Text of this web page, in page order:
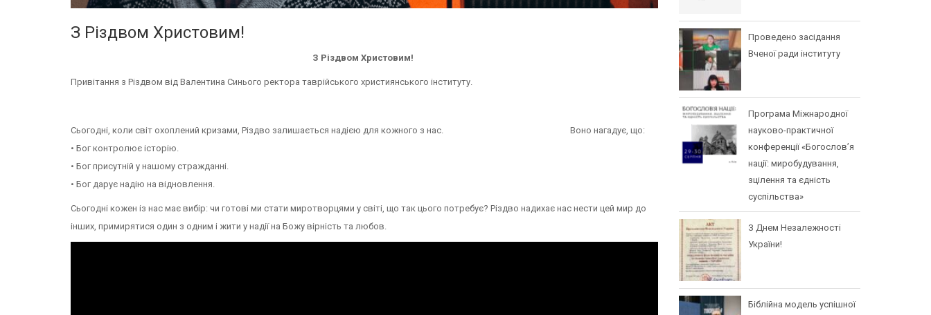
З Різдвом Христовим!
З Різдвом Христовим!
Привітання з Різдвом від Валентина Синього ректора таврійського християнського інституту.
Сьогодні, коли світ охоплений кризами, Різдво залишається надією для кожного з нас. Воно нагадує, що:
• Бог контролює історію.
• Бог присутній у нашому стражданні.
• Бог дарує надію на відновлення.
Сьогодні кожен із нас має вибір: чи готові ми стати миротворцями у світі, що так цього потребує? Різдво надихає нас нести цей мир до
інших, примирятися один з одним і жити у надії на Божу вірність та любов.
Проведено засідання
Вченої ради інституту
Програма Міжнародної
науково-практичної
конференції «Богослов’я
нації: миробудування,
зцілення та єдність
суспільства»
З Днем Незалежності
України!
Біблійна модель успішної